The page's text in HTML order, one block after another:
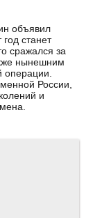
объявил
станет
сражался за
нынешним
операции.
России,
и